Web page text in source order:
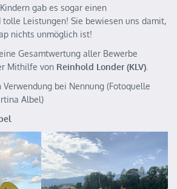
gab es sogar einen
Leistungen! Sie bewiesen uns damit,
nichts unmöglich ist!
Gesamtwertung aller Bewerbe
Mithilfe von Reinhold Londer (KLV)
bei Nennung (Fotoquelle
Albel)